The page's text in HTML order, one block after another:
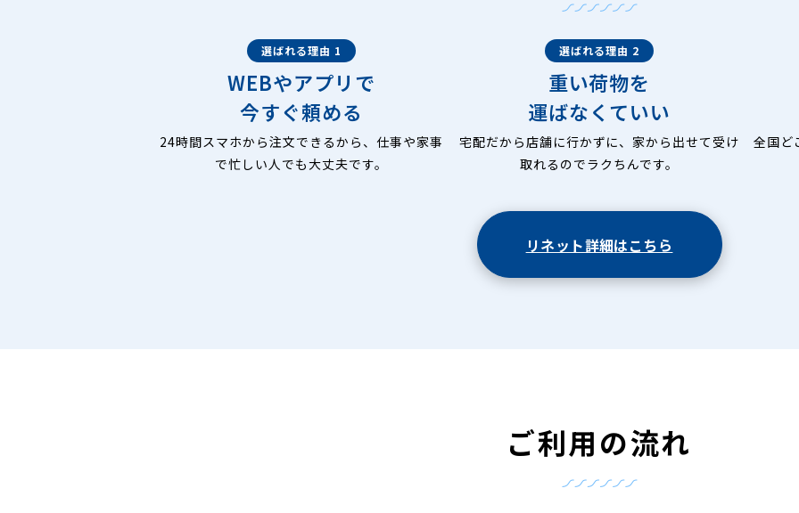
選ばれる理由 1
WEBやアプリで
今すぐ頼める
24時間スマホから注文できるから、仕事や家事
で忙しい人でも大丈夫です。
選ばれる理由 2
重い荷物を
運ばなくていい
宅配だから店舗に行かずに、家から出せて受け
取れるのでラクちんです。
全国ど
リネット詳細はこちら
ご利用の流れ